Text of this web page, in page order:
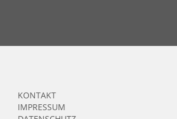
KONTAKT
IMPRESSUM